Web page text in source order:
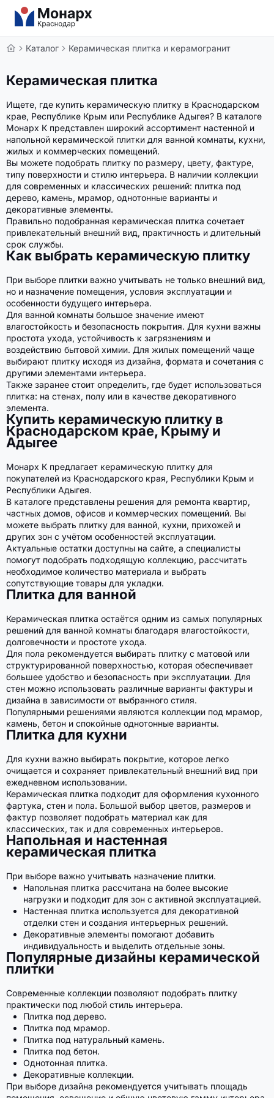
Каталог Керамическая плитка и керамогранит
Керамическая плитка
Ищете, где купить керамическую плитку в Краснодарском
крае, Республике Крым или Республике Адыгея? В каталоге
Монарх К представлен широкий ассортимент настенной и
напольной керамической плитки для ванной комнаты, кухни,
жилых и коммерческих помещений.
Вы можете подобрать плитку по размеру, цвету, фактуре,
типу поверхности и стилю интерьера. В наличии коллекции
для современных и классических решений: плитка под
дерево, камень, мрамор, однотонные варианты и
декоративные элементы.
Правильно подобранная керамическая плитка сочетает
привлекательный внешний вид, практичность и длительный
срок службы.
Как выбрать керамическую плитку
При выборе плитки важно учитывать не только внешний вид,
но и назначение помещения, условия эксплуатации и
особенности будущего интерьера.
Для ванной комнаты большое значение имеют
влагостойкость и безопасность покрытия. Для кухни важны
простота ухода, устойчивость к загрязнениям и
воздействию бытовой химии. Для жилых помещений чаще
выбирают плитку исходя из дизайна, формата и сочетания с
другими элементами интерьера.
Также заранее стоит определить, где будет использоваться
плитка: на стенах, полу или в качестве декоративного
элемента.
Купить керамическую плитку в
Краснодарском крае, Крыму и
Адыгее
Монарх К предлагает керамическую плитку для
покупателей из Краснодарского края, Республики Крым и
Республики Адыгея.
В каталоге представлены решения для ремонта квартир,
частных домов, офисов и коммерческих помещений. Вы
можете выбрать плитку для ванной, кухни, прихожей и
других зон с учётом особенностей эксплуатации.
Актуальные остатки доступны на сайте, а специалисты
помогут подобрать подходящую коллекцию, рассчитать
необходимое количество материала и выбрать
сопутствующие товары для укладки.
Плитка для ванной
Керамическая плитка остаётся одним из самых популярных
решений для ванной комнаты благодаря влагостойкости,
долговечности и простоте ухода.
Для пола рекомендуется выбирать плитку с матовой или
структурированной поверхностью, которая обеспечивает
большее удобство и безопасность при эксплуатации. Для
стен можно использовать различные варианты фактуры и
дизайна в зависимости от выбранного стиля.
Популярными решениями являются коллекции под мрамор,
камень, бетон и спокойные однотонные варианты.
Плитка для кухни
Для кухни важно выбирать покрытие, которое легко
очищается и сохраняет привлекательный внешний вид при
ежедневном использовании.
Керамическая плитка подходит для оформления кухонного
фартука, стен и пола. Большой выбор цветов, размеров и
фактур позволяет подобрать материал как для
классических, так и для современных интерьеров.
Напольная и настенная
керамическая плитка
При выборе важно учитывать назначение плитки.
Напольная плитка рассчитана на более высокие
нагрузки и подходит для зон с активной эксплуатацией.
Настенная плитка используется для декоративной
отделки стен и создания интерьерных решений.
Декоративные элементы помогают добавить
индивидуальность и выделить отдельные зоны.
Популярные дизайны керамической
плитки
Современные коллекции позволяют подобрать плитку
практически под любой стиль интерьера.
Плитка под дерево.
Плитка под мрамор.
Плитка под натуральный камень.
Плитка под бетон.
Однотонная плитка.
Декоративные коллекции.
При выборе дизайна рекомендуется учитывать площадь